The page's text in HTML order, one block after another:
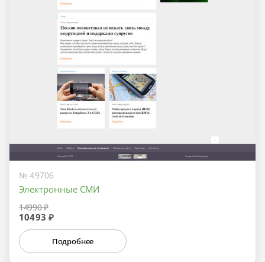
№ 49706
Электронные СМИ
14990 ₽
10493 ₽
Подробнее